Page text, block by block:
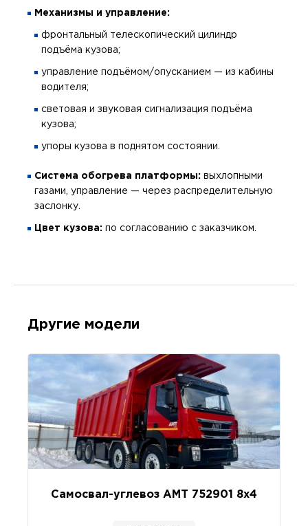
Механизмы и управление:
фронтальный телескопический цилиндр
подъёма кузова;
управление подъёмом/опусканием — из кабины
водителя;
световая и звуковая сигнализация подъёма
кузова;
упоры кузова в поднятом состоянии.
Система обогрева платформы: выхлопными
газами, управление — через распределительную
заслонку.
Цвет кузова: по согласованию с заказчиком.
Другие модели
Самосвал-углевоз АМТ 752901 8х4